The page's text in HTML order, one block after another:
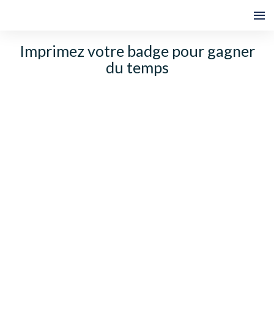
Imprimez votre badge pour gagner
du temps